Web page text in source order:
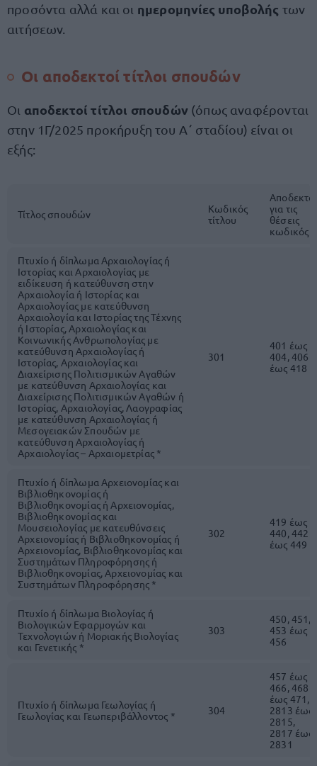
προσόντα αλλά και οι ημερομηνίες υποβολής των
αιτήσεων.
Οι αποδεκτοί τίτλοι σπουδών
Οι αποδεκτοί τίτλοι σπουδών(όπως αναφέρονται
στην 1Γ/2025 προκήρυξη του Α΄ σταδίου) είναι οι
εξής:
Τίτλος σπουδών
Κωδικός
τίτλου
για τις
θέσεις
κωδικός
Πτυχίο ή δίπλωμα Αρχαιολογίας ή
Ιστορίας και Αρχαιολογίας με
ειδίκευση ή κατεύθυνση στην
Αρχαιολογία ή Ιστορίας και
Αρχαιολογίας με κατεύθυνση
Αρχαιολογία και Ιστορίας της Τέχνης
ή Ιστορίας, Αρχαιολογίας και
Κοινωνικής Ανθρωπολογίας με
κατεύθυνση Αρχαιολογίας ή
Ιστορίας, Αρχαιολογίας και
Διαχείρισης Πολιτισμικών Αγαθών
με κατεύθυνση Αρχαιολογίας και
Διαχείρισης Πολιτισμικών Αγαθών ή
Ιστορίας, Αρχαιολογίας, Λαογραφίας
με κατεύθυνση Αρχαιολογίας ή
Μεσογειακών Σπουδών με
κατεύθυνση Αρχαιολογίας ή
Αρχαιολογίας – Αρχαιομετρίας *
301
401 έως
404, 406
έως 418
Πτυχίο ή δίπλωμα Αρχειονομίας και
Βιβλιοθηκονομίας ή
Βιβλιοθηκονομίας ή Αρχειονομίας,
Βιβλιοθηκονομίας και
Μουσειολογίας με κατευθύνσεις
Αρχειονομίας ή Βιβλιοθηκονομίας ή
Αρχειονομίας, Βιβλιοθηκονομίας και
Συστημάτων Πληροφόρησης ή
Βιβλιοθηκονομίας, Αρχειονομίας και
Συστημάτων Πληροφόρησης *
302
419 έως
440, 442
έως 449
Πτυχίο ή δίπλωμα Βιολογίας ή
Βιολογικών Εφαρμογών και
Τεχνολογιών ή Μοριακής Βιολογίας
και Γενετικής *
303
450, 451,
453 έως
456
Πτυχίο ή δίπλωμα Γεωλογίας ή
Γεωλογίας και Γεωπεριβάλλοντος *
304
457 έως
466, 468
έως 471,
2813 έως
2815,
2817 έως
2831